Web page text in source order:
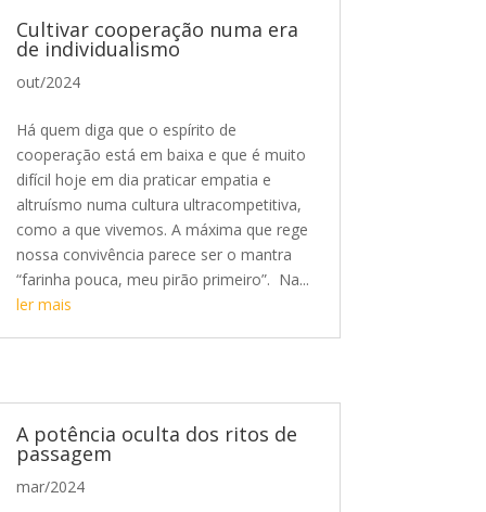
Cultivar cooperação numa era
de individualismo
out/2024
Há quem diga que o espírito de
cooperação está em baixa e que é muito
difícil hoje em dia praticar empatia e
altruísmo numa cultura ultracompetitiva,
como a que vivemos. A máxima que rege
nossa convivência parece ser o mantra
“farinha pouca, meu pirão primeiro”. Na...
ler mais
A potência oculta dos ritos de
passagem
mar/2024